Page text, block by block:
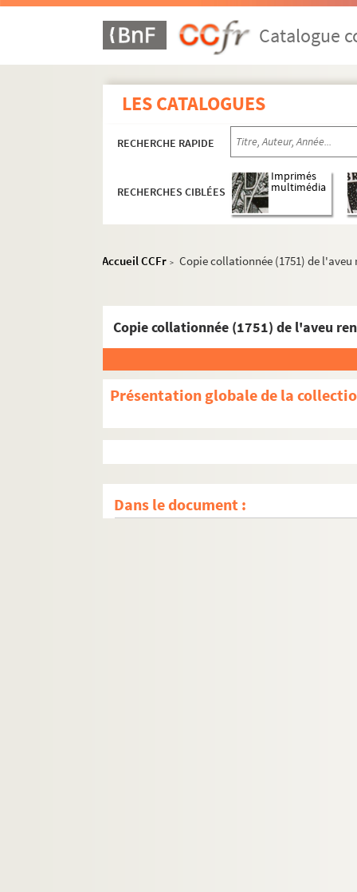
Catalogue
LES CATALOGUES
RECHERCHE RAPIDE
RECHERCHES CIBLÉES
Imprimés
multimédia
Accueil CCFr > Copie collationnée (1751) de
Copie collationnée (1751) de l'aveu
Présentation globale de la
Dans le document :